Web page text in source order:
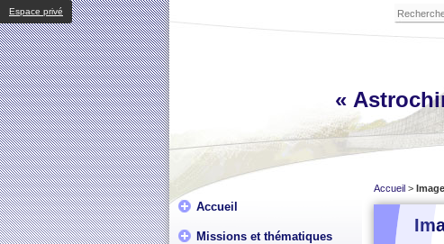
Espace privé
«
Accueil
Missions et thématiques
Accueil >